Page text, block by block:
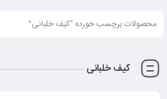
محصولات برچسب خورده “کیف خلبانی”
کیف خلبانی